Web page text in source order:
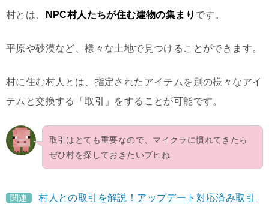
村とは、 NPC村人たちが住む建物の集まり です。
平原や砂漠など、様々な土地で見つけることができます。
村に住む村人とは、指定されたアイテムを別の様々なアイ
テムと交換する「取引」をすることが可能です。
取引はとても重要なので、マイクラに慣れてきたら
ぜひ村を探しておきたいブヒね
関連
村人との取引を解説！アップデート対応済み取引